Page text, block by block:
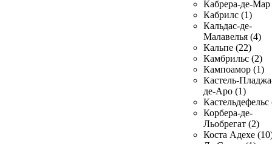
Кабрера-де-Мар
Кабрилс (1)
Кальдас-де-
Малавелья (4)
Кальпе (22)
Камбрильс (2)
Кампоамор (1)
Кастель-
де-Аро (1)
Кастельдефельс
Корбера-де-
Льобрегат (2)
Коста Адехе